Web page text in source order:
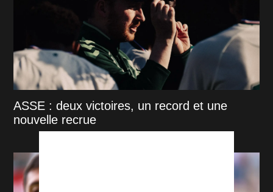
ASSE : deux victoires, un record et une
nouvelle recrue